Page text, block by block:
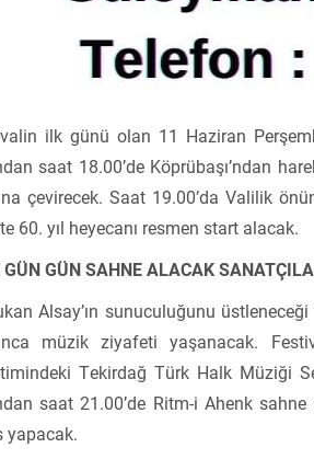
ilk günü olan 11 Haziran
saat 18.00’de Köprübaşı’ndan
çevirecek. Saat 19.00’da Valilik
60. yıl heyecanı resmen start alacak.
GÜN GÜN SAHNE ALACAK
Alsay’ın sunuculuğunu
müzik ziyafeti yaşanacak.
Tekirdağ Türk Halk Müziği
saat 21.00’de Ritm-i Ahenk
yapacak.